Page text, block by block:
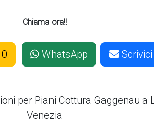
Chiama ora!!
WhatsApp Scrivici
per Piani Cottura Gaggenau a
Venezia